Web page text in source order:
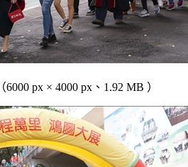
（6000 px × 4000 px、1.92 MB ）